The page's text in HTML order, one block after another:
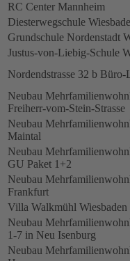
RC Center Mannheim
Diesterwegschule
Grundschule Nordenstadt
Justus-von-Liebig-Schule
Nordendstrasse 32 b Büro-
Neubau
Freiherr-vom-Stein-Strasse
Neubau
Maintal
Neubau
GU Paket 1+2
Neubau
Frankfurt
Villa Walkmühl Wiesbaden
Neubau
1-7 in Neu Isenburg
Neubau